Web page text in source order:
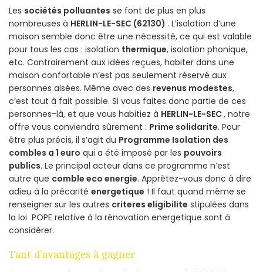
Les sociétés polluantes se font de plus en plus
nombreuses à HERLIN-LE-SEC (62130) . L’isolation d’une
maison semble donc être une nécessité, ce qui est valable
pour tous les cas : isolation thermique, isolation phonique,
etc. Contrairement aux idées reçues, habiter dans une
maison confortable n’est pas seulement réservé aux
personnes aisées. Même avec des revenus modestes,
c’est tout à fait possible. Si vous faites donc partie de ces
personnes-là, et que vous habitiez à HERLIN-LE-SEC, notre
offre vous conviendra sûrement : Prime solidarite. Pour
être plus précis, il s’agit du Programme Isolation des
combles a 1 euro qui a été imposé par les pouvoirs
publics. Le principal acteur dans ce programme n’est
autre que comble eco energie. Apprêtez-vous donc à dire
adieu à la précarité energetique ! Il faut quand même se
renseigner sur les autres criteres eligibilite stipulées dans
la loi POPE relative à la rénovation energetique sont à
considérer.
Tant d’avantages à gagner